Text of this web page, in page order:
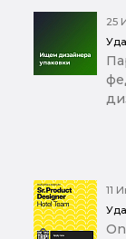
25
11